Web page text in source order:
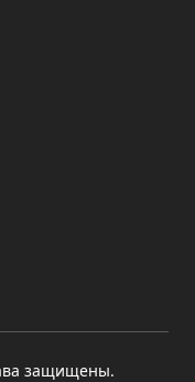
защищены.